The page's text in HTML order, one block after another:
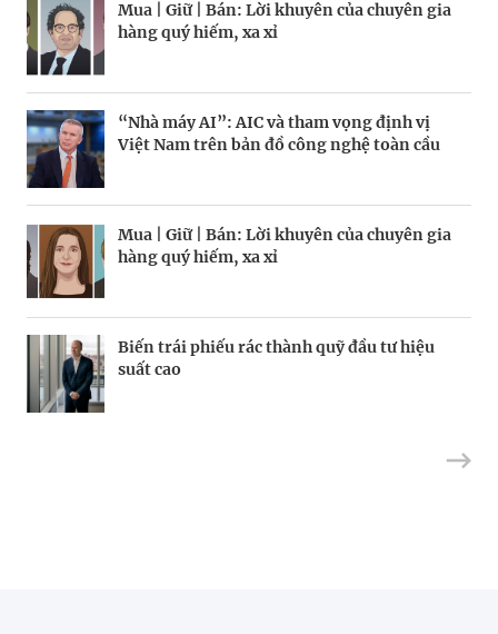
Mua | Giữ | Bán: Lời khuyên của chuyên gia
hàng quý hiếm, xa xỉ
“Nhà máy AI”: AIC và tham vọng định vị
Việt Nam trên bản đồ công nghệ toàn cầu
Mua | Giữ | Bán: Lời khuyên của chuyên gia
hàng quý hiếm, xa xỉ
Biến trái phiếu rác thành quỹ đầu tư hiệu
suất cao
Kinh Bắc gia nhập lĩnh vực AI với dự án tỷ
đô
Chiến lược bảo vệ vốn trước rủi ro thị
trường
Mua | Giữ | Bán: Lời khuyên của chuyên gia
hàng quý hiếm, xa xỉ
Từ nỗi lo về mụn đến doanh thu 10 triệu
USD
Tiền cũng mọc trên cây, chỉ là hơi chậm
chút?
Chuyên gia “theo dõi” tỷ phú
BRANDCONNECT| Brand Contributor
Hiệp hội Logistics và Cảng biển TP.HCM:
Tại sao cổ phiếu vốn hóa nhỏ đã sẵn sàng
phục hồi?